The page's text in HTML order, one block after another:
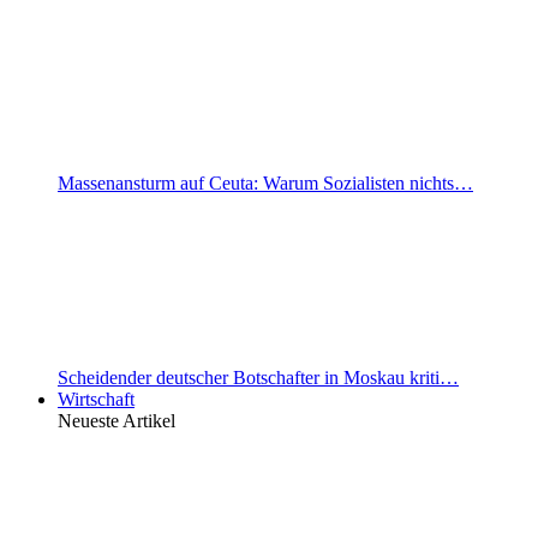
Massenansturm auf Ceuta: Warum Sozialisten nichts…
Scheidender deutscher Botschafter in Moskau kriti…
Wirtschaft
Neueste Artikel